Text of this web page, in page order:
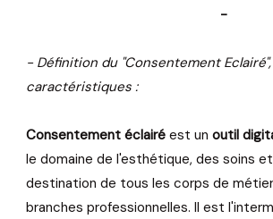
-
- Définition du "Consentement
caractéristiques :
Consentement éclairé est unoutil
le domaine de l'esthétique, des soins
destination de tous les corps de
branches professionnelles. Il est